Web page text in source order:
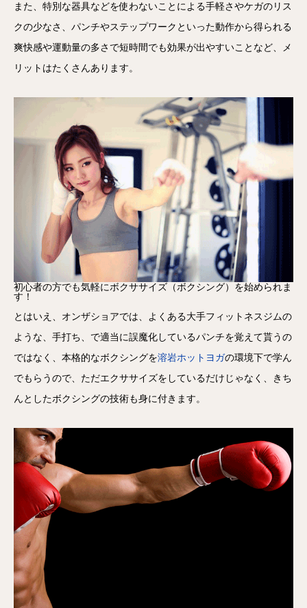
また、特別な器具などを使わないことによる手軽さやケガのリス
クの少なさ、パンチやステップワークといった動作から得られる
爽快感や運動量の多さで短時間でも効果が出やすいことなど、メ
リットはたくさんあります。
初心者の方でも気軽にボクササイズ（ボクシング）を始められま
す！
とはいえ、オンザショアでは、よくある大手フィットネスジムの
ような、手打ち、で適当に誤魔化しているパンチを覚えて貰うの
ではなく、本格的なボクシングを溶岩ホットヨガの環境下で学ん
でもらうので、ただエクササイズをしているだけじゃなく、きち
んとしたボクシングの技術も身に付きます。